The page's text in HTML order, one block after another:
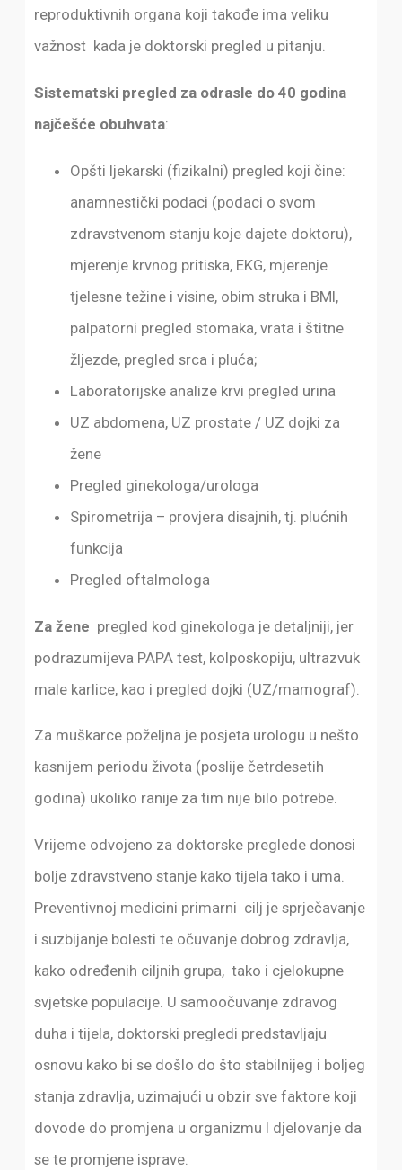
reproduktivnih organa koji takođe ima veliku
važnost kada je doktorski pregled u pitanju.
Sistematski pregled za odrasle do 40 godina
najčešće obuhvata:
Opšti ljekarski (fizikalni) pregled koji čine:
anamnestički podaci (podaci o svom
zdravstvenom stanju koje dajete doktoru),
mjerenje krvnog pritiska, EKG, mjerenje
tjelesne težine i visine, obim struka i BMI,
palpatorni pregled stomaka, vrata i štitne
žljezde, pregled srca i pluća;
Laboratorijske analize krvi pregled urina
UZ abdomena, UZ prostate / UZ dojki za
žene
Pregled ginekologa/urologa
Spirometrija – provjera disajnih, tj. plućnih
funkcija
Pregled oftalmologa
Za žene pregled kod ginekologa je detaljniji, jer
podrazumijeva PAPA test, kolposkopiju, ultrazvuk
male karlice, kao i pregled dojki (UZ/mamograf).
Za muškarce poželjna je posjeta urologu u nešto
kasnijem periodu života (poslije četrdesetih
godina) ukoliko ranije za tim nije bilo potrebe.
Vrijeme odvojeno za doktorske preglede donosi
bolje zdravstveno stanje kako tijela tako i uma.
Preventivnoj medicini primarni cilj je sprječavanje
i suzbijanje bolesti te očuvanje dobrog zdravlja,
kako određenih ciljnih grupa, tako i cjelokupne
svjetske populacije. U samoočuvanje zdravog
duha i tijela, doktorski pregledi predstavljaju
osnovu kako bi se došlo do što stabilnijeg i boljeg
stanja zdravlja, uzimajući u obzir sve faktore koji
dovode do promjena u organizmu I djelovanje da
se te promjene isprave.